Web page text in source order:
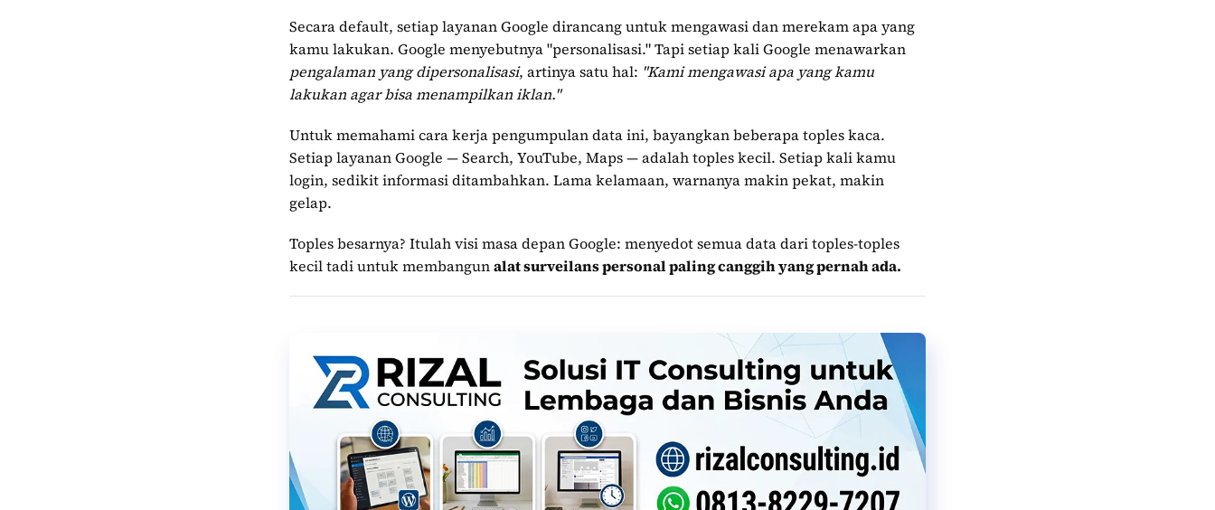
Secara default, setiap layanan Google dirancang untuk mengawasi dan merekam apa yang
kamu lakukan. Google menyebutnya "personalisasi." Tapi setiap kali Google menawarkan
pengalaman yang dipersonalisasi, artinya satu hal: "Kami mengawasi apa yang kamu
lakukan agar bisa menampilkan iklan."
Untuk memahami cara kerja pengumpulan data ini, bayangkan beberapa toples kaca.
Setiap layanan Google — Search, YouTube, Maps — adalah toples kecil. Setiap kali kamu
login, sedikit informasi ditambahkan. Lama kelamaan, warnanya makin pekat, makin
gelap.
Toples besarnya? Itulah visi masa depan Google: menyedot semua data dari toples-toples
kecil tadi untuk membangunalat surveilans personal paling canggih yang pernah ada.